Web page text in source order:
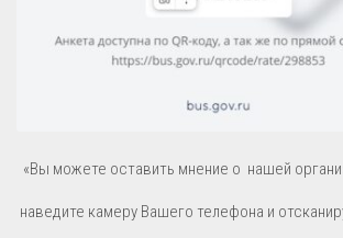
«Вы можете оставить мнение о нашей
наведите камеру Вашего телефона и